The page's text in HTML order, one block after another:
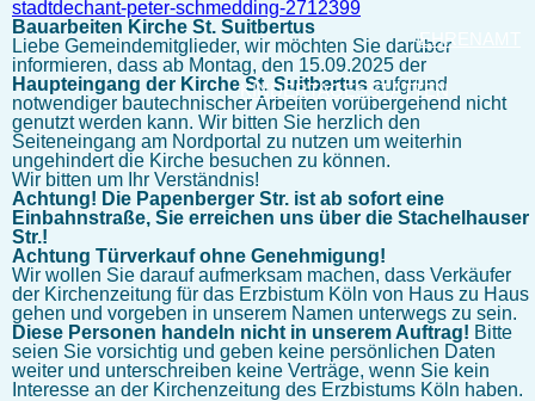
EHRENAMT
KINDERTAGESSTÄTTEN
stadtdechant-peter-schmedding-2712399
Bauarbeiten Kirche St. Suitbertus
Liebe Gemeindemitglieder, wir möchten Sie darüber
informieren, dass ab Montag, den 15.09.2025 der
Haupteingang der Kirche St. Suitbertus aufgrund
notwendiger bautechnischer Arbeiten vorübergehend nicht
genutzt werden kann. Wir bitten Sie herzlich den
Seiteneingang am Nordportal zu nutzen um weiterhin
ungehindert die Kirche besuchen zu können.
Wir bitten um Ihr Verständnis!
Achtung! Die Papenberger Str. ist ab sofort eine
Einbahnstraße, Sie erreichen uns über die Stachelhauser
Str.!
Achtung Türverkauf ohne Genehmigung!
Wir wollen Sie darauf aufmerksam machen, dass Verkäufer
der Kirchenzeitung für das Erzbistum Köln von Haus zu Haus
gehen und vorgeben in unserem Namen unterwegs zu sein.
Diese Personen handeln nicht in unserem Auftrag! Bitte
seien Sie vorsichtig und geben keine persönlichen Daten
weiter und unterschreiben keine Verträge, wenn Sie kein
Interesse an der Kirchenzeitung des Erzbistums Köln haben.